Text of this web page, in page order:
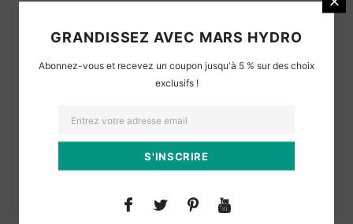
GRANDISSEZ AVEC MARS HYDRO
Abonnez-vous et recevez un coupon jusqu'à 5 % sur des choix
exclusifs !